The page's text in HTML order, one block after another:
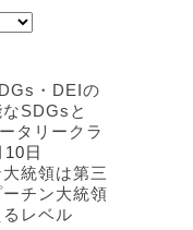
・DEIの
SDGsと
タリークラ
日
統領は第三
チン大統領
レベル